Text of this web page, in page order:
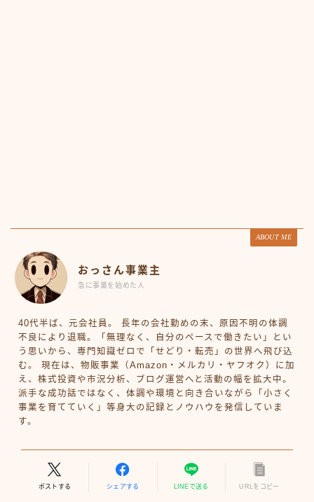
ABOUT ME
おっさん事業主
急に事業を始めた人
40代半ば、元会社員。 長年の会社勤めの末、原因不明の体調
不良により退職。「無理なく、自分のペースで働きたい」とい
う思いから、専門知識ゼロで「せどり・転売」の世界へ飛び込
む。 現在は、物販事業（Amazon・メルカリ・ヤフオク）に加
え、株式投資や市況分析、ブログ運営へと活動の幅を拡大中。
派手な成功話ではなく、体調や環境と向き合いながら「小さく
事業を育てていく」等身大の記録とノウハウを発信していま
す。
ポストする シェアする LINEで送る URLをコピー